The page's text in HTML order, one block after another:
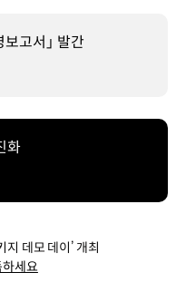
고서」 발간
화
지 데모 데이’ 개최
세요